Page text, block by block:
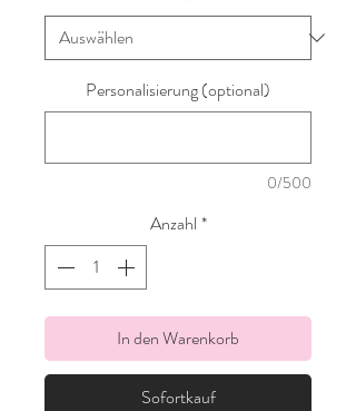
Personalisierung (optional)
0/500
Anzahl *
In den Warenkorb
Sofortkauf